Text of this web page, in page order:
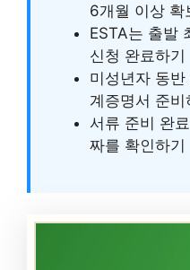
6개월 이상 확
ESTA는 출발
신청 완료하기
미성년자 동
계증명서 준비
서류 준비 완
짜를 확인하기